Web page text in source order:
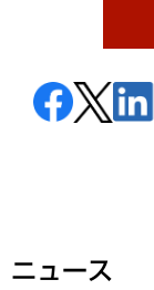
ニュース